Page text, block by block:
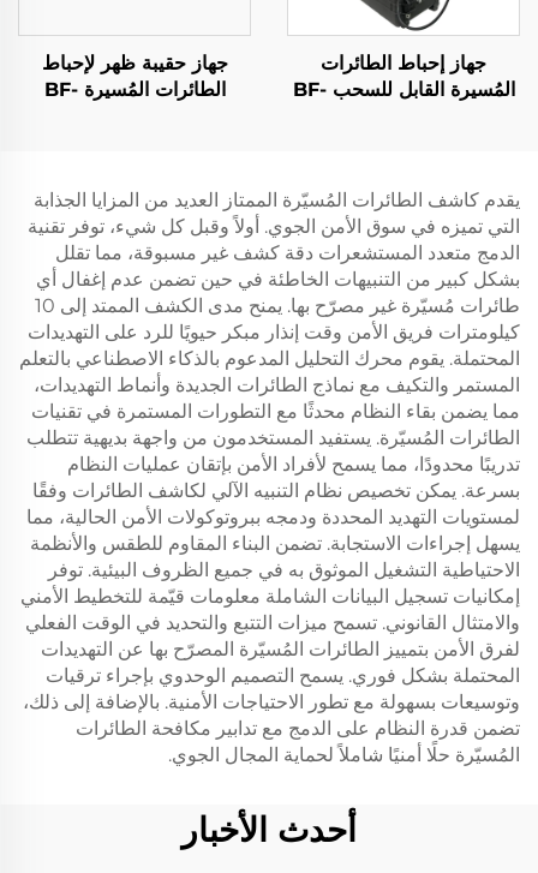
جهاز إحباط الطائرات
المُسيرة القابل للسحب BF-
جهاز حقيبة ظهر لإحباط
الطائرات المُسيرة BF-
يقدم كاشف الطائرات المُسيّرة الممتاز العديد من المزايا الجذابة
التي تميزه في سوق الأمن الجوي. أولاً وقبل كل شيء، توفر تقنية
الدمج متعدد المستشعرات دقة كشف غير مسبوقة، مما تقلل
بشكل كبير من التنبيهات الخاطئة في حين تضمن عدم إغفال أي
طائرات مُسيّرة غير مصرّح بها. يمنح مدى الكشف الممتد إلى 10
كيلومترات فريق الأمن وقت إنذار مبكر حيويًا للرد على التهديدات
المحتملة. يقوم محرك التحليل المدعوم بالذكاء الاصطناعي بالتعلم
المستمر والتكيف مع نماذج الطائرات الجديدة وأنماط التهديدات،
مما يضمن بقاء النظام محدثًا مع التطورات المستمرة في تقنيات
الطائرات المُسيّرة. يستفيد المستخدمون من واجهة بديهية تتطلب
تدريبًا محدودًا، مما يسمح لأفراد الأمن بإتقان عمليات النظام
بسرعة. يمكن تخصيص نظام التنبيه الآلي لكاشف الطائرات وفقًا
لمستويات التهديد المحددة ودمجه ببروتوكولات الأمن الحالية، مما
يسهل إجراءات الاستجابة. تضمن البناء المقاوم للطقس والأنظمة
الاحتياطية التشغيل الموثوق به في جميع الظروف البيئية. توفر
إمكانيات تسجيل البيانات الشاملة معلومات قيّمة للتخطيط الأمني
والامتثال القانوني. تسمح ميزات التتبع والتحديد في الوقت الفعلي
لفرق الأمن بتمييز الطائرات المُسيّرة المصرّح بها عن التهديدات
المحتملة بشكل فوري. يسمح التصميم الوحدوي بإجراء ترقيات
وتوسيعات بسهولة مع تطور الاحتياجات الأمنية. بالإضافة إلى ذلك،
تضمن قدرة النظام على الدمج مع تدابير مكافحة الطائرات
المُسيّرة حلًا أمنيًا شاملاً لحماية المجال الجوي.
أحدث الأخبار